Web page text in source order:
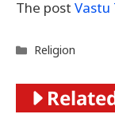
The post Vastu
Categories
Religion